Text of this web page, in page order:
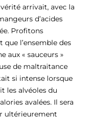
arrivait, avec la
d’acides
Profitons
l’ensemble des
aux « sauceurs »
de maltraitance
si intense lorsque
les alvéoles du
avalées. Il sera
ultérieurement